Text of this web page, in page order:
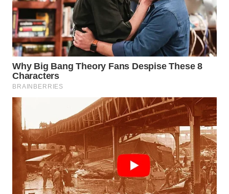
WN
BORNEO
Wahana
Media
Group
WAHANA
TANI
WAHANA
ADVOKAT